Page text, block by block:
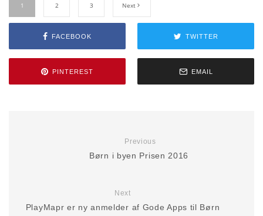
1 2 3 Next
FACEBOOK TWITTER
PINTEREST EMAIL
Previous
Børn i byen Prisen 2016
Next
PlayMapr er ny anmelder af Gode Apps til Børn